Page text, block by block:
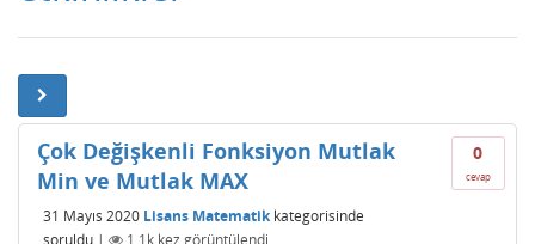
0
cevap
Çok Değişkenli Fonksiyon Mutlak
Min ve Mutlak MAX
31 Mayıs 2020 Lisans Matematikkategorisinde
soruldu | 1.1k kez görüntülendi